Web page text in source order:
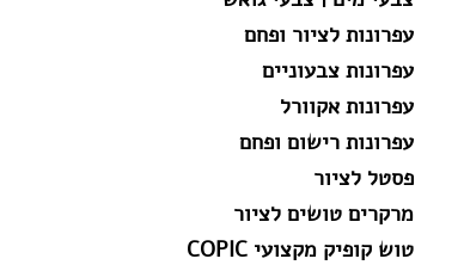
עפרונות לציור ופחם
עפרונות צבעוניים
עפרונות אקוורל
עפרונות רישום ופחם
פסטל לציור
מרקרים טושים לציור
טוש קופיק מקצועי COPIC